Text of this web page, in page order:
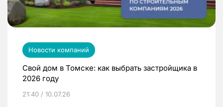
Новости компаний
Свой дом в Томске: как выбрать застройщика в
2026 году
21:40 / 10.07.26